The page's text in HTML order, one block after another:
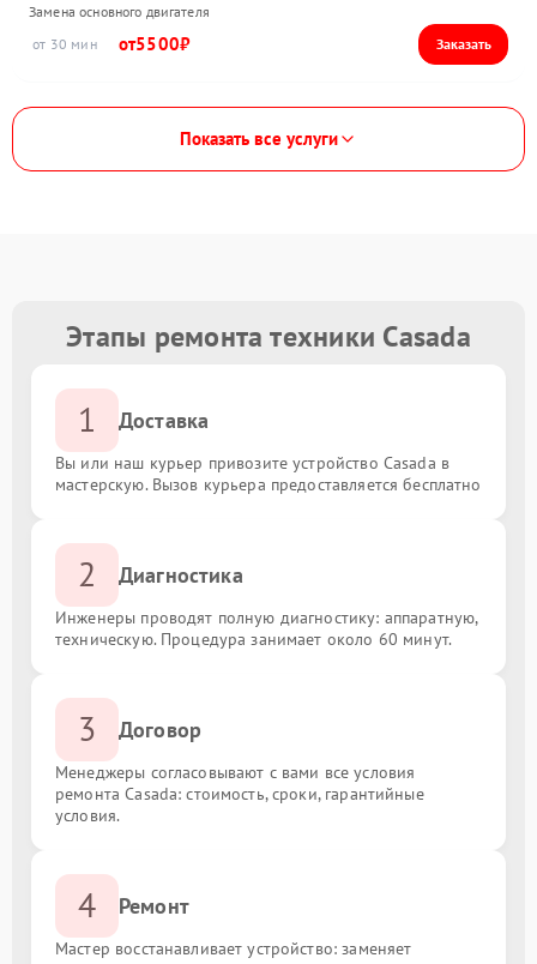
Замена основного двигателя
30
5500
Показать все услуги
Этапы ремонта техники Casada
1 Доставка
Вы или наш курьер привозите устройство Casada в
мастерскую. Вызов курьера предоставляется бесплатно
2 Диагностика
Инженеры проводят полную диагностику: аппаратную,
техническую. Процедура занимает около 60 минут.
3 Договор
Менеджеры согласовывают с вами все условия
ремонта Casada: стоимость, сроки, гарантийные
условия.
4 Ремонт
Мастер восстанавливает устройство: заменяет